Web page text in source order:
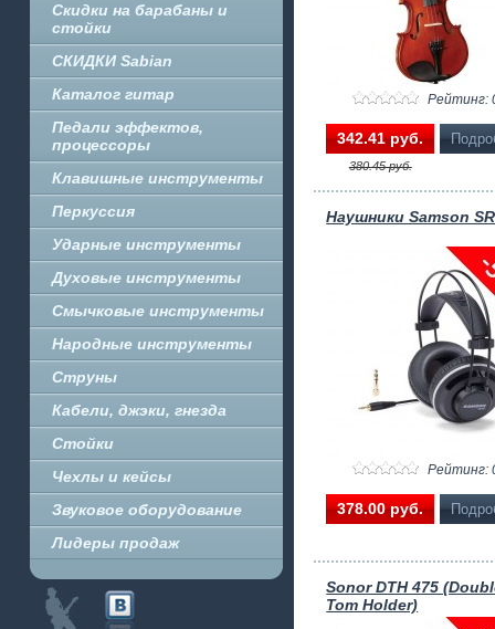
Скидки на барабаны и
стойки
СКИДКИ Sabian
Каталог гитар
Педали эффектов,
процессоры
Клавишные инструменты
Перкуссия
Ударные инструменты
Духовые инструменты
Смычковые инструменты
Народные инструменты
Струны
Кабели, джэки, гнезда
Стойки
Чехлы и кейсы
Звуковое оборудование
Лидеры продаж
Рейтинг:
342.41 pуб.
380.45 pуб.
Наушники Samson
Рейтинг:
378.00 pуб.
Sonor DTH 475
Tom Holder)